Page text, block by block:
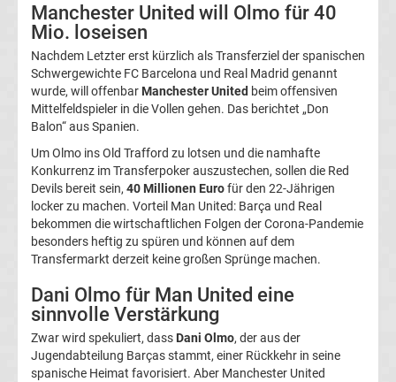
2.
Liga
Ergebnisse
3.
Liga
Ergebnisse
3.
Tabelle
Manchester United will Olmo für 40
Mio. loseisen
Nachdem Letzter erst kürzlich als Transferziel der spanischen
Schwergewichte FC Barcelona und Real Madrid genannt
wurde, will offenbar Manchester United beim offensiven
Mittelfeldspieler in die Vollen gehen. Das berichtet „Don
Balon“ aus Spanien.
Um Olmo ins Old Trafford zu lotsen und die namhafte
Konkurrenz im Transferpoker auszustechen, sollen die Red
Devils bereit sein, 40 Millionen Eurofür den 22-Jährigen
locker zu machen. Vorteil Man United: Barça und Real
bekommen die wirtschaftlichen Folgen der Corona-Pandemie
besonders heftig zu spüren und können auf dem
Transfermarkt derzeit keine großen Sprünge machen.
Dani Olmo für Man United eine
sinnvolle Verstärkung
Zwar wird spekuliert, dass Dani Olmo, der aus der
Jugendabteilung Barças stammt, einer Rückkehr in seine
spanische Heimat favorisiert. Aber Manchester United